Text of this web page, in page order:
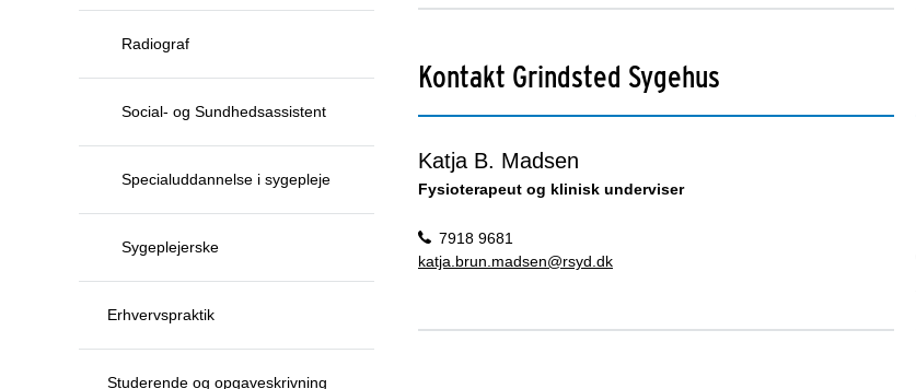
Radiograf
Social- og Sundhedsassistent
Specialuddannelse i sygepleje
Sygeplejerske
Erhvervspraktik
Studerende og opgaveskrivning
Kontakt Grindsted Sygehus
Katja B. Madsen
Fysioterapeut og klinisk underviser
7918 9681
katja.brun.madsen@rsyd.dk